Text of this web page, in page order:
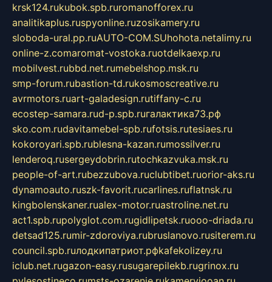
krsk124.rukubok.spb.ruromanofforex.ru
analitikaplus.ruspyonline.ruzosikamery.ru
sloboda-ural.pp.ruAUTO-COM.SUhohota.netalimy.ru
online-z.comaromat-vostoka.ruotdelkaexp.ru
mobilvest.rubbd.net.rumebelshop.msk.ru
smp-forum.rubastion-td.rukosmoscreative.ru
avrmotors.ruart-galadesign.rutiffany-c.ru
ecostep-samara.rud-p.spb.ruгалактика73.рф
sko.com.rudavitamebel-spb.rufotsis.rutesiaes.ru
kokoroyari.spb.rublesna-kazan.rumossilver.ru
lenderoq.rusergeydobrin.rutochkazvuka.msk.ru
people-of-art.rubezzubova.ruclubtibet.ruorior-aks.ru
dynamoauto.ruszk-favorit.rucarlines.ruflatnsk.ru
kingbolenskaner.rualex-motor.ruastroline.net.ru
act1.spb.rupolyglot.com.rugidlipetsk.ruooo-driada.ru
detsad125.rumir-zdoroviya.rubruslanovo.rusiterem.ru
council.spb.ruлодкипатриот.рфkafekolizey.ru
iclub.net.rugazon-easy.rusugarepilekb.rugrinox.ru